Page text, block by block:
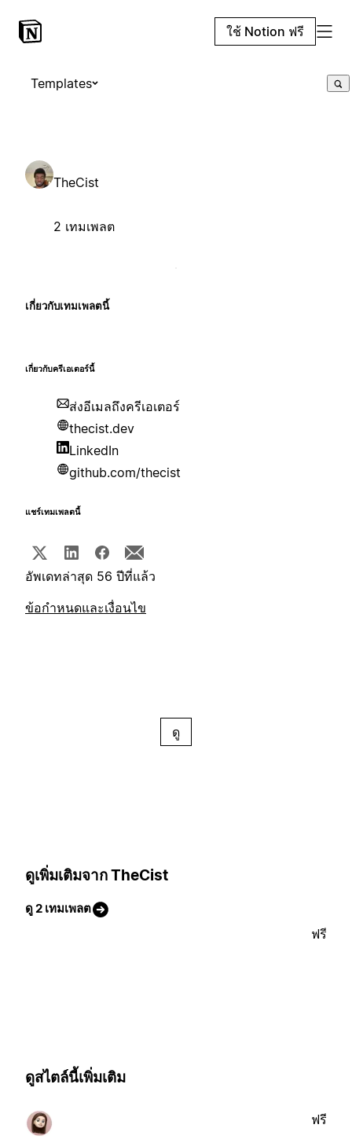
ใช้ Notion ฟรี
Templates
TheCist
2 เทมเพลต
เกี่ยวกับเทมเพลตนี้
เกี่ยวกับครีเอเตอร์นี้
ส่งอีเมลถึงครีเอเตอร์
thecist.dev
LinkedIn
github.com/thecist
แชร์เทมเพลตนี้
อัพเดทล่าสุด 56 ปีที่แล้ว
ข้อกำหนดและเงื่อนไข
ดู
ดูเพิ่มเติมจาก TheCist
ดู 2 เทมเพลต
ฟรี
ดูสไตล์นี้เพิ่มเติม
ฟรี